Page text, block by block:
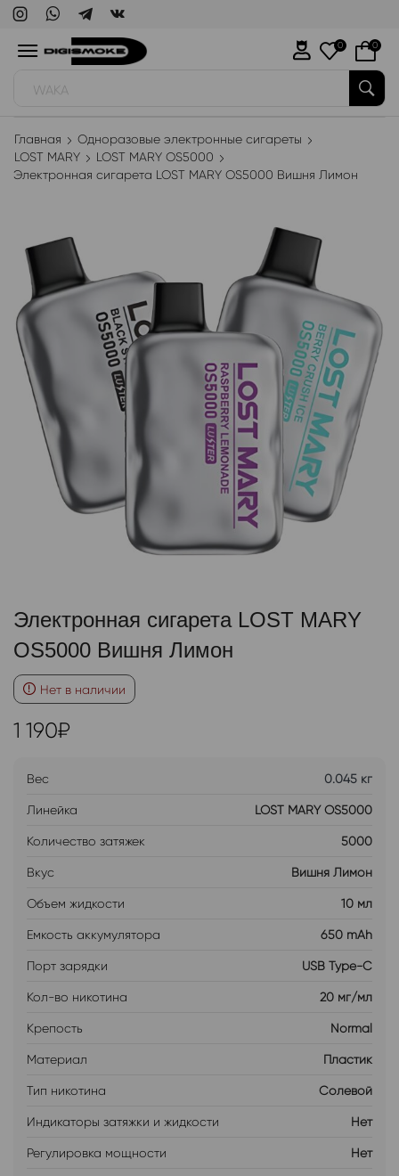
WAKA
0 0
Главная
Одноразовые электронные сигареты
LOST MARY
LOST MARY OS5000
Электронная сигарета LOST MARY OS5000 Вишня Лимон
Электронная сигарета LOST MARY
OS5000 Вишня Лимон
Нет в наличии
1 190₽
Вес 0.045 кг
Линейка LOST MARY OS5000
Количество затяжек 5000
Вкус Вишня Лимон
Объем жидкости 10 мл
Емкость аккумулятора 650 mAh
Порт зарядки USB Type-C
Кол-во никотина 20 мг/мл
Крепость Normal
Материал Пластик
Тип никотина Солевой
Индикаторы затяжки и жидкости Нет
Регулировка мощности Нет